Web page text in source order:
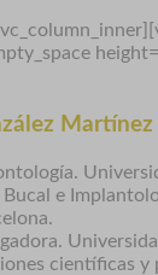
Martínez
e
científicas y